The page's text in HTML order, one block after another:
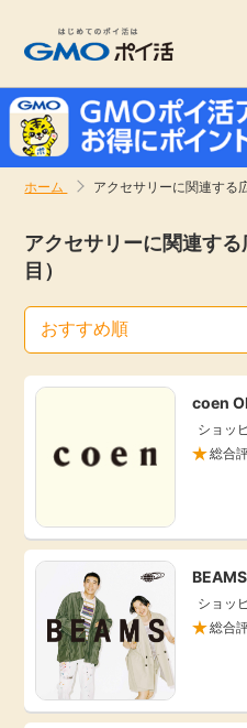
ホーム アクセサリーに関連する
新着
高還元
即日還元
アンケート
ゲーム
買い物
サービスで探す
旅行・レンタカー
エンタメ
クレジットカード
暮らし
引っ越し
買取・査定
学び
進学・教育
アクセサリーに関連す
目）
coen
ショッ
総合
ショッ
総合